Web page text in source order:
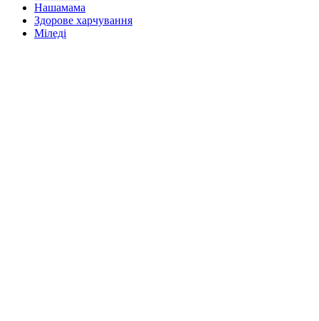
Нашамама
Здорове харчування
Міледі